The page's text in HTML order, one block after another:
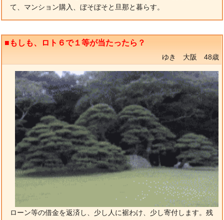
て、マンション購入、ぼそぼそと旦那と暮らす。
■もしも、ロト６で１等が当たったら？
ゆき 大阪 48歳
ローン等の借金を返済し、少し人に裾わけ、少し寄付します。残